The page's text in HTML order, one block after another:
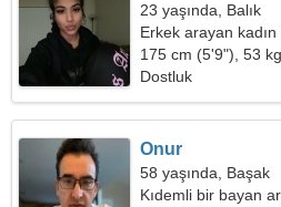
23 yaşında, Balık
Erkek arayan
175 cm (5'9"), 53
Dostluk
Onur
58 yaşında, Başak
Kıdemli bir bayan